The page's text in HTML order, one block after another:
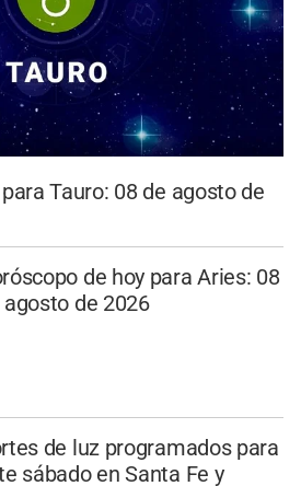
Tauro: 08 de agosto de
de hoy para Aries: 08
agosto de 2026
de luz programados para
sábado en Santa Fe y